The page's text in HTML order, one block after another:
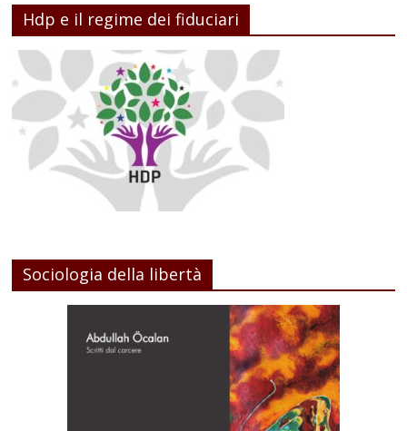
Hdp e il regime dei fiduciari
Sociologia della libertà